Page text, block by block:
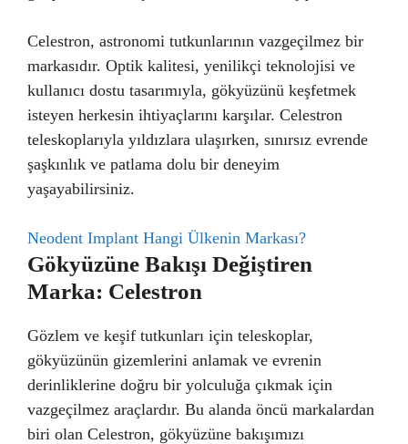
Celestron, astronomi tutkunlarının vazgeçilmez bir
markasıdır. Optik kalitesi, yenilikçi teknolojisi ve
kullanıcı dostu tasarımıyla, gökyüzünü keşfetmek
isteyen herkesin ihtiyaçlarını karşılar. Celestron
teleskoplarıyla yıldızlara ulaşırken, sınırsız evrende
şaşkınlık ve patlama dolu bir deneyim
yaşayabilirsiniz.
Neodent Implant Hangi Ülkenin Markası?
Gökyüzüne Bakışı Değiştiren
Marka: Celestron
Gözlem ve keşif tutkunları için teleskoplar,
gökyüzünün gizemlerini anlamak ve evrenin
derinliklerine doğru bir yolculuğa çıkmak için
vazgeçilmez araçlardır. Bu alanda öncü markalardan
biri olan Celestron, gökyüzüne bakışımızı